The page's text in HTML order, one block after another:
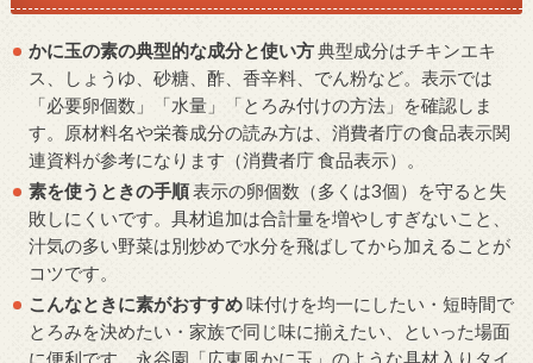
かに玉の素の典型的な成分と使い方典型成分はチキンエキ
ス、しょうゆ、砂糖、酢、香辛料、でん粉など。表示では
「必要卵個数」「水量」「とろみ付けの方法」を確認しま
す。原材料名や栄養成分の読み方は、消費者庁の食品表示関
連資料が参考になります（消費者庁 食品表示）。
素を使うときの手順表示の卵個数（多くは3個）を守ると失
敗しにくいです。具材追加は合計量を増やしすぎないこと、
汁気の多い野菜は別炒めで水分を飛ばしてから加えることが
コツです。
こんなときに素がおすすめ味付けを均一にしたい・短時間で
とろみを決めたい・家族で同じ味に揃えたい、といった場面
に便利です。永谷園「広東風かに玉」のような具材入りタイ